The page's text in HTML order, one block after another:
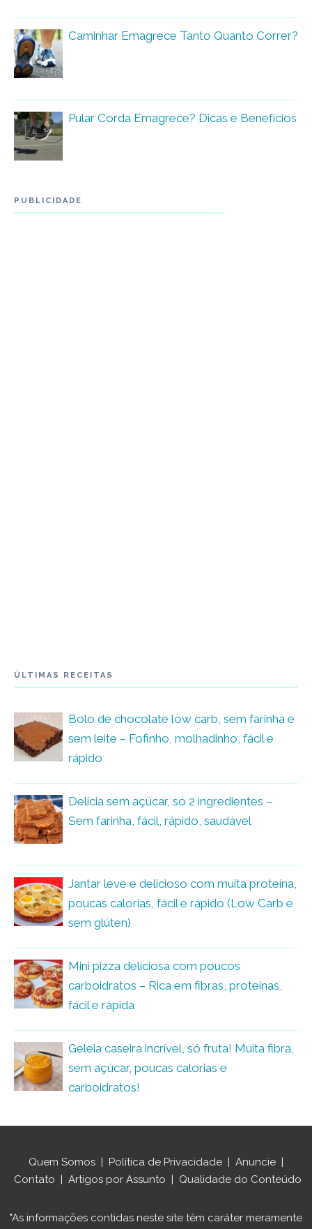
Caminhar Emagrece Tanto Quanto Correr?
Pular Corda Emagrece? Dicas e Benefícios
PUBLICIDADE
ÚLTIMAS RECEITAS
Bolo de chocolate low carb, sem farinha e
sem leite – Fofinho, molhadinho, fácil e
rápido
Delícia sem açúcar, só 2 ingredientes –
Sem farinha, fácil, rápido, saudável
Jantar leve e delicioso com muita proteína,
poucas calorias, fácil e rápido (Low Carb e
sem glúten)
Mini pizza deliciosa com poucos
carboidratos – Rica em fibras, proteínas,
fácil e rápida
Geleia caseira incrível, só fruta! Muita fibra,
sem açúcar, poucas calorias e
carboidratos!
Quem Somos | Política de Privacidade | Anuncie |
Contato | Artigos por Assunto | Qualidade do Conteúdo
"As informações contidas neste site têm caráter meramente